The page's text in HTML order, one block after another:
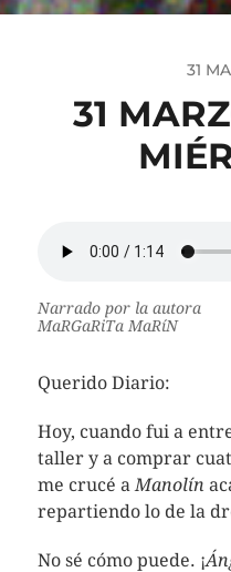
31
31
Narrado por la autora
MaRGaRiTa MaRíN
Querido Diario:
Hoy, cuando fui a
taller y a comprar
me crucé aManolín
repartiendo lo de la
No sé cómo puede. ¡